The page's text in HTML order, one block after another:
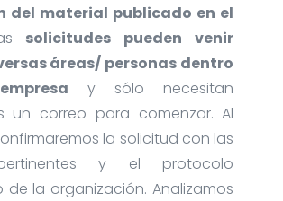
del material publicado en el
solicitudes pueden venir
áreas/ personas dentro
y sólo necesitan
un correo para comenzar. Al
la solicitud con las
y el protocolo
de la organización. Analizamos